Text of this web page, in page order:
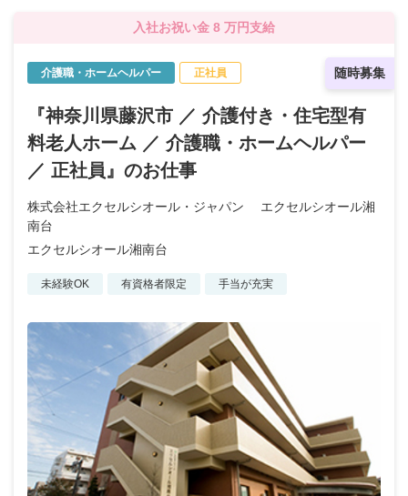
入社お祝い金 8 万円支給
随時募集
介護職・ホームヘルパー 正社員
『神奈川県藤沢市 ／ 介護付き・住宅型有
料老人ホーム ／ 介護職・ホームヘルパー
／ 正社員』のお仕事
株式会社エクセルシオール・ジャパン エクセルシオール湘
南台
エクセルシオール湘南台
未経験OK 有資格者限定 手当が充実